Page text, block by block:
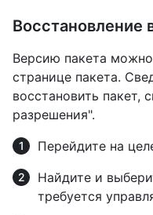
Восстановление
Версию пакета
странице пакета.
восстановить пакет,
разрешения".
Перейдите на
Найдите и
требуется